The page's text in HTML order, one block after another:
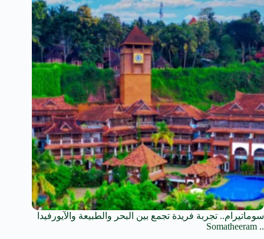
سوماتيرام.. تجربة فريدة تجمع بين البحر والطبيعة والآيورفيدا
.. Somatheeram